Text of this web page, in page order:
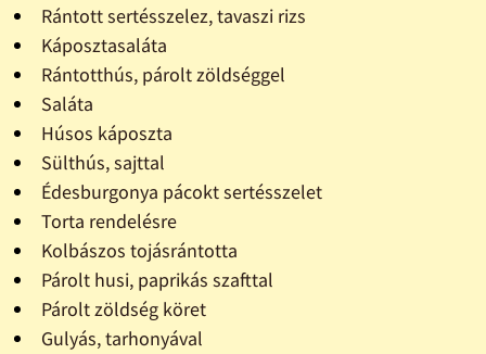
Rántott sertésszelez, tavaszi rizs
Káposztasaláta
Rántotthús, párolt zöldséggel
Saláta
Húsos káposzta
Sülthús, sajttal
Édesburgonya pácokt sertésszelet
Torta rendelésre
Kolbászos tojásrántotta
Párolt husi, paprikás szafttal
Párolt zöldség köret
Gulyás, tarhonyával